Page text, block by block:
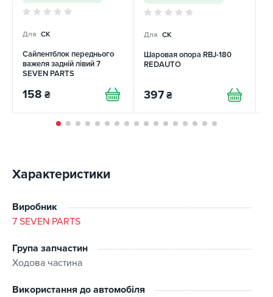
Для CK
Сайлентблок переднього
важеля задній лівий 7
SEVEN PARTS
158 ₴
Для CK
Шаровая опора RBJ-180
REDAUTO
397 ₴
Характеристики
Виробник
7 SEVEN PARTS
Група запчастин
Ходова частина
Використання до автомобіля